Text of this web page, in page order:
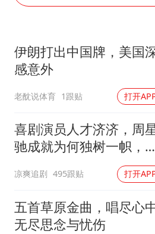
上海地铁4
56岁刘奕
伊朗打出中国牌，美国
感意外
老酖说体育 1跟贴 打开
喜剧演员人才济济，周
驰成就为何独树一帜，他
凉爽追剧 495跟贴 打开
五首草原金曲，唱尽心
无尽思念与忧伤